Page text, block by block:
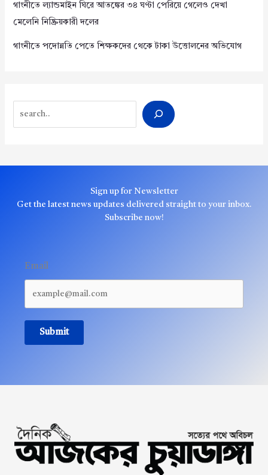
গাংনীতে ল্যান্ডমাইন ঘিরে আতঙ্কের ৩৪ ঘণ্টা পেরিয়ে গেলেও দেখা
মেলেনি নিষ্ক্রিয়কারী দলের
গাংনীতে পদোন্নতি পেতে শিক্ষকদের থেকে টাকা উত্তোলনের অভিযোগ
Sign up for Newsletter
Get the latest news updates delivered straight to your inbox.
Subscribe now!
Email
Submit